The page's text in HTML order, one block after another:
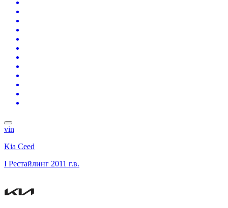
vin
Kia Ceed
I Рестайлинг 2011 г.в.